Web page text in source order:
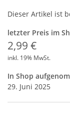
Dieser Artikel ist
letzter Preis im
2,99 €
inkl. 19% MwSt.
In Shop
29. Juni 2025